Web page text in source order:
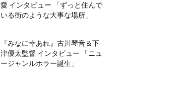
愛 インタビュー 「ずっと住んで
いる街のような大事な場所」
『みなに幸あれ』古川琴音＆下
津優太監督 インタビュー 「ニュ
ージャンルホラー誕生」